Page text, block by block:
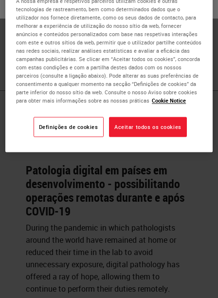
SIM ou Não
Dr. Talat Zehra is a consultant Histopathologist in
Pakistan. Since 2016, Dr. Zehra also worked as a lecturer
at Jinnah Sindh Medical University, Karachi. Her field of
interest is digital pathology and its implementation in
Pakistan.
Published Pieces by
Dr. Talat
Patologia digital em países em
desenvolvimento - possibilitando
operações remotas durante e após
COVID-19
During the pandemic in which pathologists
around the world have remained at home or
reduced their time in the lab to avoid
unnecessary exposure, digital pathology has
offered a ray of hope, allowing them to
continue to perform their duties remotely.
tecnologias de rastreamento, bem como determinados dados que o
utilizador nos fornece diretamente, como os seus dados de contacto, para
melhorar a experiência de utilização do nosso sítio da web, fornecer
anúncios e conteúdos personalizados com base nas respetivas interações
com este e outros sítios da web, permitir que o utilizador partilhe conteúdos
nas redes sociais, realizar análises estatísticas e avaliar a eficácia das
campanhas publicitárias. Se clicar em “Aceitar todos os cookies”, concorda
com estas condições e com a partilha destes dados com os nossos
parceiros (consulte a ligação abaixo). Pode alterar as suas preferências de
consentimento a qualquer momento na secção “Definições de cookies” da
parte inferior do nosso sítio da web. Consulte o nosso Aviso sobre cookies
para obter mais informações sobre as nossas práticas Cookie Notice
Definições de cookies Aceitar todos os cookies